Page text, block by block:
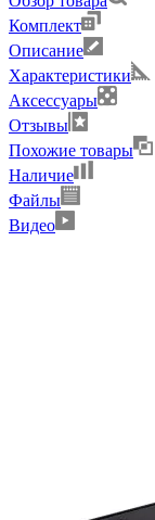
Комплект
Описание
Характеристики
Аксессуары
Отзывы
Похожие товары
Наличие
Файлы
Видео